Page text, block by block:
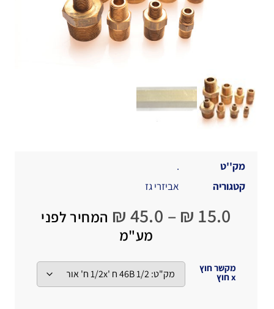
מק''ט
.
קטגוריה
אביזרי גז
₪ 15.0
–
₪ 45.0
המחיר לפני
מע"מ
מקשר חוץ
x חוץ